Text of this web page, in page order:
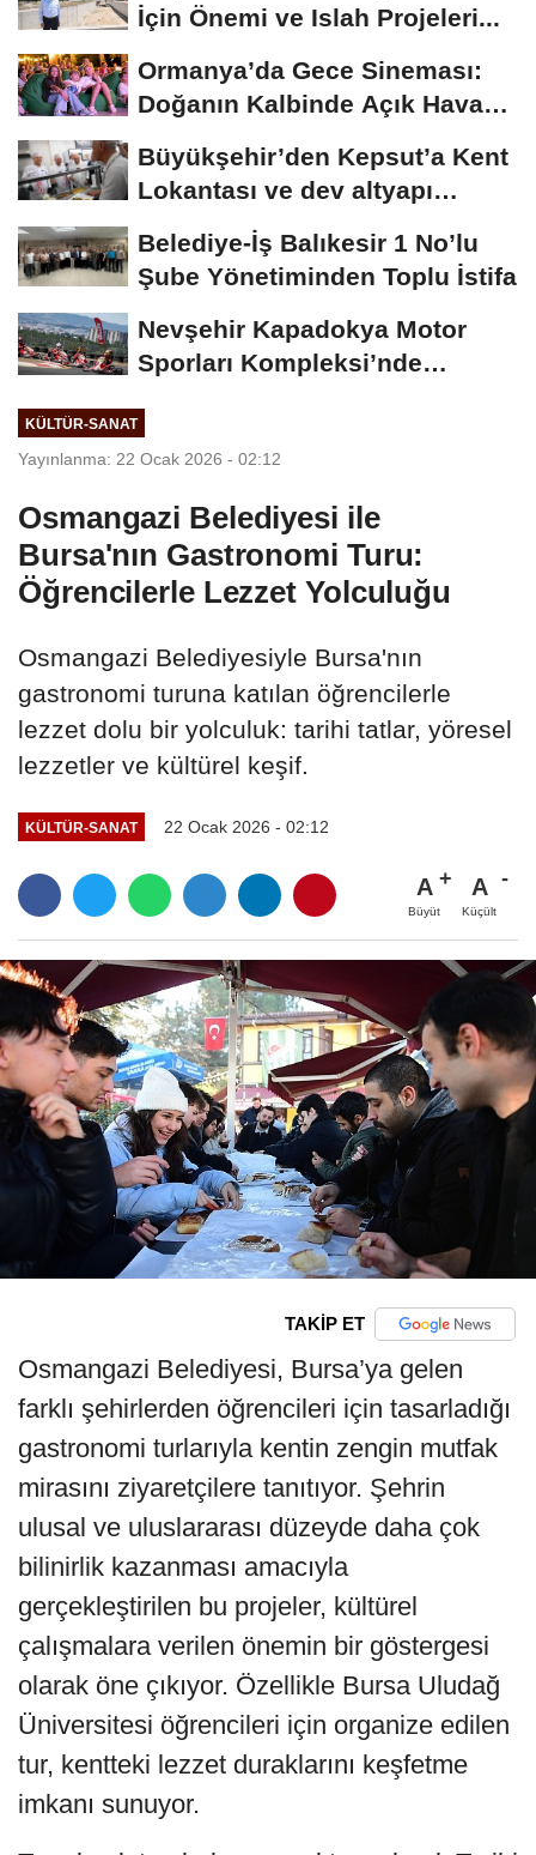
İçin Önemi ve Islah Projeleri...
Ormanya’da Gece Sineması:
Doğanın Kalbinde Açık Hava
Büyükşehir’den Kepsut’a Kent
Lokantası ve dev altyapı
Belediye-İş Balıkesir 1 No’lu
Şube Yönetiminden Toplu İstifa
Nevşehir Kapadokya Motor
Sporları Kompleksi’nde
KÜLTÜR-SANAT
Yayınlanma: 22 Ocak 2026 - 02:12
Osmangazi Belediyesi ile
Bursa'nın Gastronomi Turu:
Öğrencilerle Lezzet Yolculuğu
Osmangazi Belediyesiyle Bursa'nın
gastronomi turuna katılan öğrencilerle
lezzet dolu bir yolculuk: tarihi tatlar, yöresel
lezzetler ve kültürel keşif.
KÜLTÜR-SANAT 22 Ocak 2026 - 02:12
A
Büyüt
A
Küçült
TAKİP ET
Osmangazi Belediyesi, Bursa’ya gelen
farklı şehirlerden öğrencileri için tasarladığı
gastronomi turlarıyla kentin zengin mutfak
mirasını ziyaretçilere tanıtıyor. Şehrin
ulusal ve uluslararası düzeyde daha çok
bilinirlik kazanması amacıyla
gerçekleştirilen bu projeler, kültürel
çalışmalara verilen önemin bir göstergesi
olarak öne çıkıyor. Özellikle Bursa Uludağ
Üniversitesi öğrencileri için organize edilen
tur, kentteki lezzet duraklarını keşfetme
imkanı sunuyor.